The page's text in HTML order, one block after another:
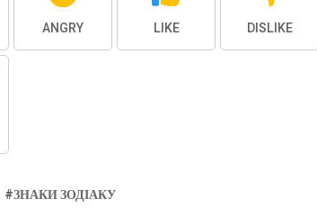
ANGRY LIKE DISLIKE
ЗНАКИ ЗОДІАКУ